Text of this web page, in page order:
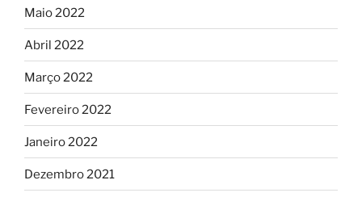
Maio 2022
Abril 2022
Março 2022
Fevereiro 2022
Janeiro 2022
Dezembro 2021